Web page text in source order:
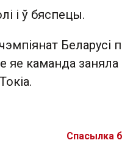
і ў бяспецы.
Беларусі
яе каманда заняла
Спасылка